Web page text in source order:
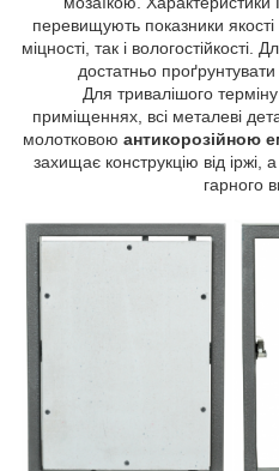
перевищують показники якості
міцності, так і
достатньо
Для тривалішого
приміщеннях, всі металеві
молотковою антикорозійною
захищає конструкцію від іржі,
гарного